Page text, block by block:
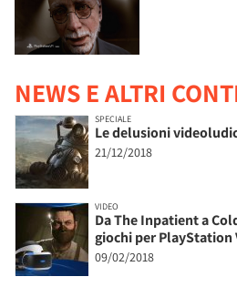
NEWS E ALTRI
SPECIALE
Le delusioni
21/12/2018
VIDEO
Da The Inpatient a
giochi per PlayStation
09/02/2018